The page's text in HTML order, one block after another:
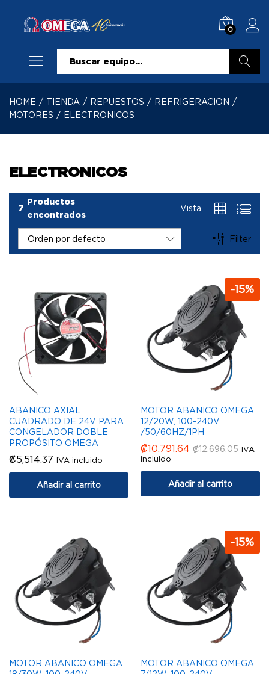
0
HOME / TIENDA / REPUESTOS / REFRIGERACION /
MOTORES / ELECTRONICOS
ELECTRONICOS
7
Productos
encontrados
Vista
Filter
Orden por defecto
ABANICO AXIAL
CUADRADO DE 24V PARA
CONGELADOR DOBLE
PROPÓSITO OMEGA
₡5,514.37 IVA incluido
Añadir al carrito
-15%
MOTOR ABANICO OMEGA
12/20W, 100-240V
/50/60HZ/1PH
₡10,791.64 ₡12,696.05 IVA
incluido
Añadir al carrito
MOTOR ABANICO OMEGA
-15%
MOTOR ABANICO OMEGA